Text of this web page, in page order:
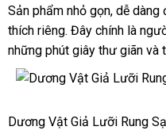
Giả
Lưỡi
Rung
Sạc
Điện
Cực
Sản phẩm nhỏ gọn, dễ
thích riêng. Đây chính là
những phút giây thư giãn và
Vật
Dương Vật Giả Lưỡi Rung